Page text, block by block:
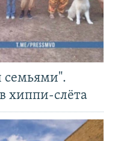
семьями".
хиппи-слёта